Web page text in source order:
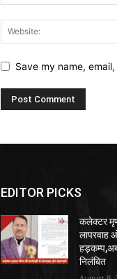
Save my name,
EDITOR PICKS
कलेक्टर
लापरवाह
हड़कम्प,अब
निलंबित